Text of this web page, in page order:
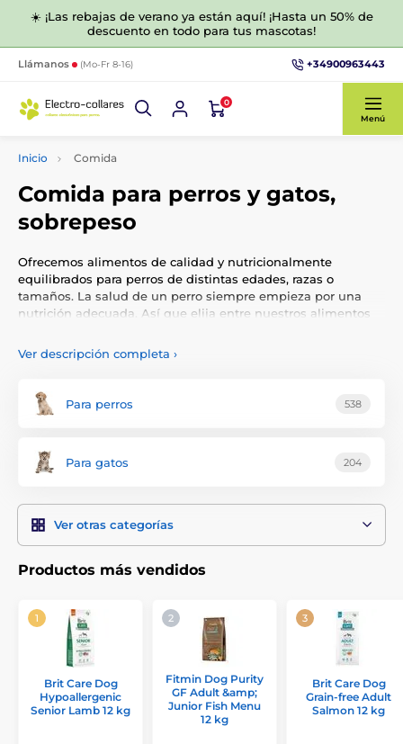
☀️ ¡Las rebajas de verano ya están aquí! ¡Hasta un 50% de
descuento en todo para tus mascotas!
Llámanos (Mo-Fr 8-16) +34900963443
0
Menú
Inicio Comida
Comida para perros y gatos,
sobrepeso
Ofrecemos alimentos de calidad y nutricionalmente
equilibrados para perros de distintas edades, razas o
tamaños. La salud de un perro siempre empieza por una
nutrición adecuada. Así que elija entre nuestros alimentos
Ver descripción completa ›
Para perros 538
Para gatos 204
Ver otras categorías
Productos más vendidos
Brit Care Dog
Hypoallergenic
Senior Lamb 12 kg
Fitmin Dog Purity
GF Adult &amp;
Junior Fish Menu
12 kg
Brit Care Dog
Grain-free Adult
Salmon 12 kg